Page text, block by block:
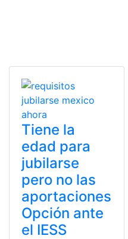
Tiene la
edad para
jubilarse
pero no las
aportaciones
Opción ante
el IESS